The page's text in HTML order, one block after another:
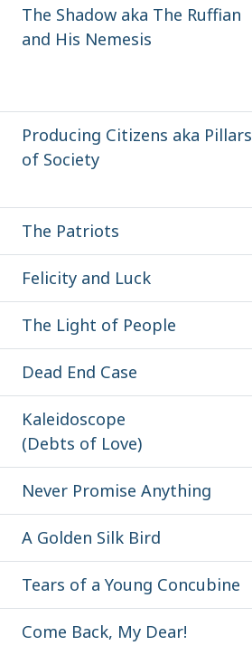
The Shadow aka The Ruffian
and His Nemesis
Producing Citizens aka Pillars
of Society
The Patriots
Felicity and Luck
The Light of People
Dead End Case
Kaleidoscope
(Debts of Love)
Never Promise Anything
A Golden Silk Bird
Tears of a Young Concubine
Come Back, My Dear!